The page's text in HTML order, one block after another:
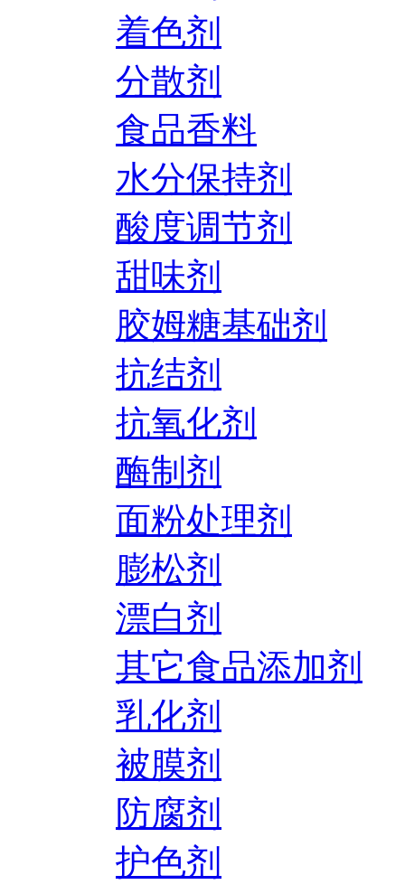
着色剂
分散剂
食品香料
水分保持剂
酸度调节剂
甜味剂
胶姆糖基础剂
抗结剂
抗氧化剂
酶制剂
面粉处理剂
膨松剂
漂白剂
其它食品添加剂
乳化剂
被膜剂
防腐剂
护色剂